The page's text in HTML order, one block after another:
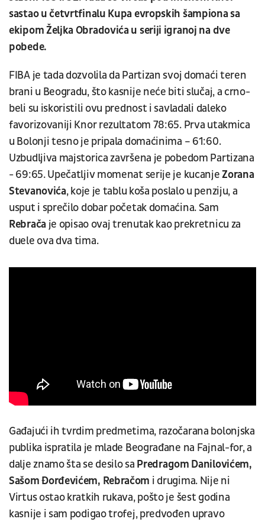
sastao u četvrtfinalu Kupa evropskih šampiona sa
ekipom Željka Obradovića u seriji igranoj na dve
pobede.
FIBA je tada dozvolila da Partizan svoj domaći teren
brani u Beogradu, što kasnije neće biti slučaj, a crno-
beli su iskoristili ovu prednost i savladali daleko
favorizovaniji Knor rezultatom 78:65. Prva utakmica
u Bolonji tesno je pripala domaćinima – 61:60.
Uzbudljiva majstorica završena je pobedom Partizana
- 69:65. Upečatljiv momenat serije je kucanjeZorana
Stevanovića, koje je tablu koša poslalo u penziju, a
usput i sprečilo dobar početak domaćina. Sam
Rebrača je opisao ovaj trenutak kao prekretnicu za
duele ova dva tima.
Gađajući ih tvrdim predmetima, razočarana bolonjska
publika ispratila je mlade Beograđane na Fajnal-for, a
dalje znamo šta se desilo sa Predragom Danilovićem,
Sašom Đorđevićem, Rebračom i drugima. Nije ni
Virtus ostao kratkih rukava, pošto je šest godina
kasnije i sam podigao trofej, predvođen upravo